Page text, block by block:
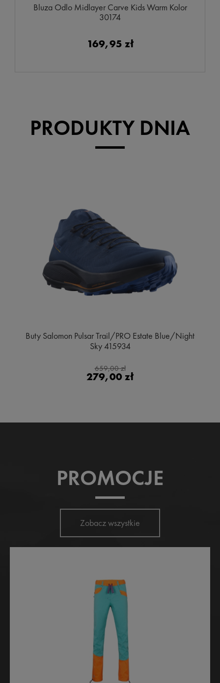
Bluza Odlo Midlayer Carve Kids Warm Kolor
30174
169,95 zł
PRODUKTY DNIA
Buty Salomon Pulsar Trail/PRO Estate Blue/Night
Sky 415934
659,00 zł
279,00 zł
PROMOCJE
Zobacz wszystkie